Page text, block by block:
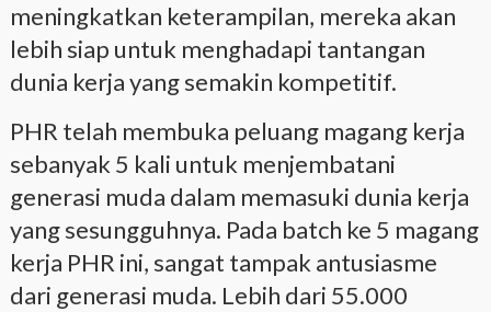
meningkatkan keterampilan, mereka akan
lebih siap untuk menghadapi tantangan
dunia kerja yang semakin kompetitif.
PHR telah membuka peluang magang kerja
sebanyak 5 kali untuk menjembatani
generasi muda dalam memasuki dunia kerja
yang sesungguhnya. Pada batch ke 5 magang
kerja PHR ini, sangat tampak antusiasme
dari generasi muda. Lebih dari 55.000